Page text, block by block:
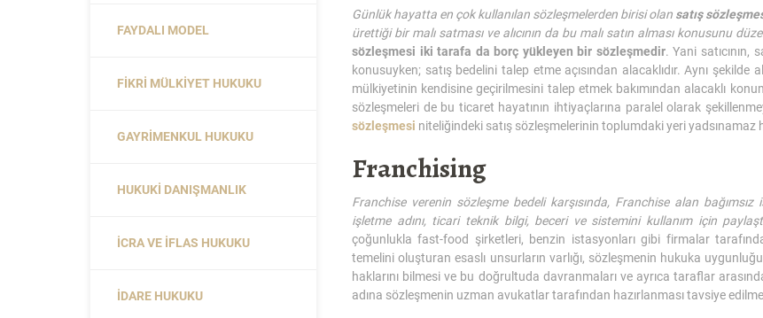
Günlük hayatta en çok kullanılan sözleşmelerden birisi olan satış
ürettiği bir malı satması ve alıcının da bu malı satın alması konusunu
sözleşmesi iki tarafa da borç yükleyen bir sözleşmedir. Yani satıcının,
konusuyken; satış bedelini talep etme açısından alacaklıdır. Aynı şekilde
mülkiyetinin kendisine geçirilmesini talep etmek bakımından alacaklı
sözleşmeleri de bu ticaret hayatının ihtiyaçlarına paralel olarak
sözleşmesi niteliğindeki satış sözleşmelerinin toplumdaki yeri yadsınamaz
Franchising
Franchise verenin sözleşme bedeli karşısında, Franchise alan
işletme adını, ticari teknik bilgi, beceri ve sistemini kullanım için
çoğunlukla fast-food şirketleri, benzin istasyonları gibi firmalar
temelini oluşturan esaslı unsurların varlığı, sözleşmenin hukuka
haklarını bilmesi ve bu doğrultuda davranmaları ve ayrıca taraflar
adına sözleşmenin uzman avukatlar tarafından hazırlanması tavsiye
FAYDALI MODEL
FIKRI MÜLKIYET HUKUKU
GAYRIMENKUL HUKUKU
HUKUKI DANIŞMANLIK
İCRA VE İFLAS HUKUKU
İDARE HUKUKU